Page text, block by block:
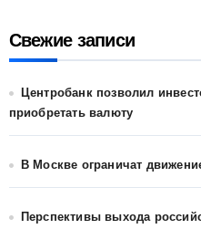
Свежие записи
Центробанк позволил
приобретать валюту
В Москве ограничат
Перспективы выхода